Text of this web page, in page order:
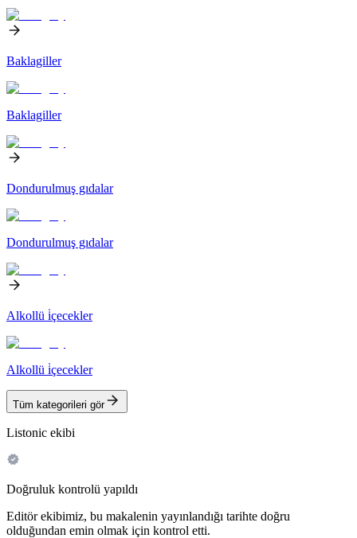
Baklagiller
Baklagiller
Dondurulmuş gıdalar
Dondurulmuş gıdalar
Alkollü i̇çecekler
Alkollü i̇çecekler
Tüm kategorileri gör
Listonic ekibi
Doğruluk kontrolü yapıldı
Editör ekibimiz, bu makalenin yayınlandığı tarihte doğru
olduğundan emin olmak için kontrol etti.